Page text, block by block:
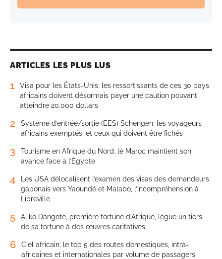
ARTICLES LES PLUS LUS
1
Visa pour les États-Unis: les ressortissants de ces 30 pays
africains doivent désormais payer une caution pouvant
atteindre 20.000 dollars
2
Système d’entrée/sortie (EES) Schengen: les voyageurs
africains exemptés, et ceux qui doivent être fichés
3
Tourisme en Afrique du Nord: le Maroc maintient son
avance face à l’Égypte
4
Les USA délocalisent l’examen des visas des demandeurs
gabonais vers Yaoundé et Malabo, l’incompréhension à
Libreville
5
Aliko Dangote, première fortune d’Afrique, lègue un tiers
de sa fortune à des œuvres caritatives
6
Ciel africain: le top 5 des routes domestiques, intra-
africaines et internationales par volume de passagers